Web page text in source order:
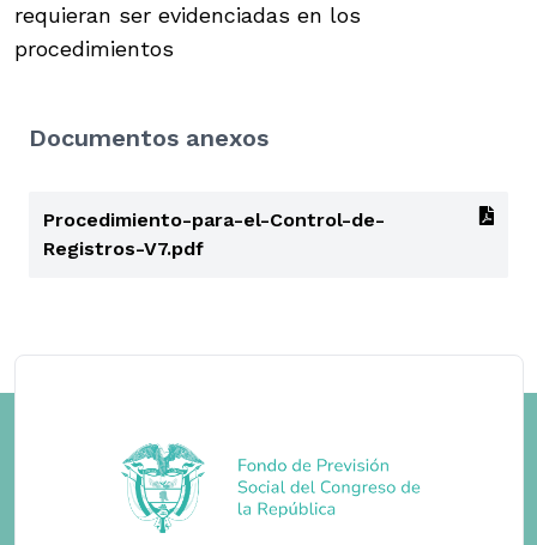
requieran ser evidenciadas en los
procedimientos
Documentos anexos
Procedimiento-para-el-Control-de-
Registros-V7.pdf